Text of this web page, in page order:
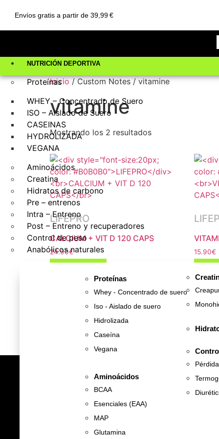
Envíos gratis a partir de 39,99 €
NUTRICIÓN DEPORTIVA
Proteínas
WHEY – Concentrado de Suero
ISO – Aislado de Suero
CASEINAS
HYDROLIZADA
VEGANA
Aminoácidos
Creatina
Hidratos de carbono
Pre – entrenos
Intra – Entreno
Post – Entreno y recuperadores
Control de peso
Anabólicos naturales
Proteínas
Whey - Concentrado de suero
Iso - Aislado de suero
Hidrolizada
Caseína
Vegana
Aminoácidos
BCAA
Esenciales (EAA)
MAP
Glutamina
Inicio/ Custom Notes / vitamine
vitamine
Mostrando los 2 resultados
LIFEPRO
CALCIUM + VIT D 120 CAPS
24.90€
Avisarme cuando haya stock
Añadir a la favoritos
15.90€
Encuéntranos
644 00 45 25
info@koranfit.com